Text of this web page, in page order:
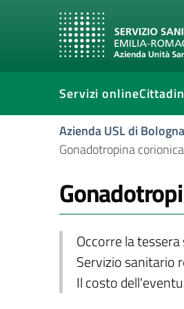
Servizi online
Azienda USL di Bologna
Gonadotropina
Occorre la
Servizio sanitario
Il costo